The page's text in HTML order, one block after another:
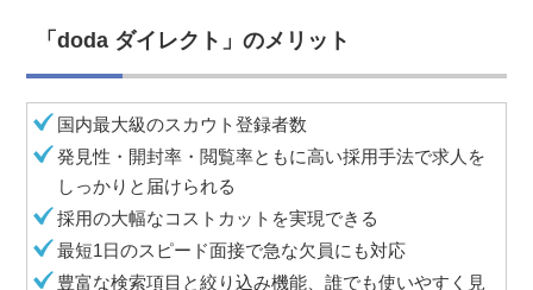
「doda ダイレクト」のメリット
国内最大級のスカウト登録者数
発見性・開封率・閲覧率ともに高い採用手法で求人を
しっかりと届けられる
採用の大幅なコストカットを実現できる
最短1日のスピード面接で急な欠員にも対応
豊富な検索項目と絞り込み機能、誰でも使いやすく見